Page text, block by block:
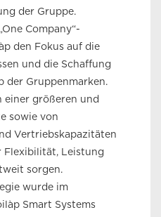
der Gruppe.
Company“-
den Fokus auf die
und die Schaffung
der Gruppenmarken.
einer größeren und
sowie von
Vertriebskapazitäten
Flexibilität, Leistung
sorgen.
wurde im
Smart Systems